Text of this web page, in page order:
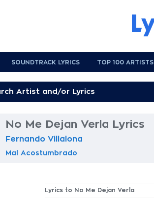
SOUNDTRACK LYRICS TOP 100 ARTISTS
No Me Dejan Verla Lyrics
Fernando Villalona
Mal Acostumbrado
Lyrics to No Me Dejan Verla